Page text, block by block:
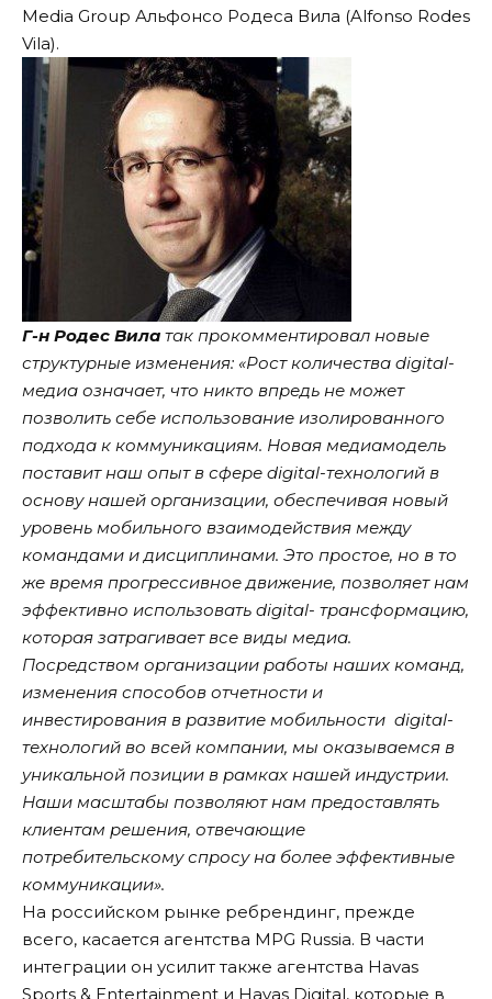
Media Group Альфонсо Родеса Вила (Alfonso Rodes
Vila).
Г-н Родес Вила так прокомментировал новые
структурные изменения: «Рост количества digital-
медиа означает, что никто впредь не может
позволить себе использование изолированного
подхода к коммуникациям. Новая медиамодель
поставит наш опыт в сфере digital-технологий в
основу нашей организации, обеспечивая новый
уровень мобильного взаимодействия между
командами и дисциплинами. Это простое, но в то
же время прогрессивное движение, позволяет нам
эффективно использовать digital- трансформацию,
которая затрагивает все виды медиа.
Посредством организации работы наших команд,
изменения способов отчетности и
инвестирования в развитие мобильности digital-
технологий во всей компании, мы оказываемся в
уникальной позиции в рамках нашей индустрии.
Наши масштабы позволяют нам предоставлять
клиентам решения, отвечающие
потребительскому спросу на более эффективные
коммуникации».
На российском рынке ребрендинг, прежде
всего, касается агентства MPG Russia. В части
интеграции он усилит также агентства Havas
Sports & Entertainment и Havas Digital, которые в